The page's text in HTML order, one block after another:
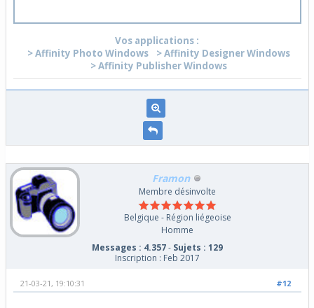
Vos applications :
> Affinity Photo Windows
> Affinity Designer Windows
> Affinity Publisher Windows
Framon
Membre désinvolte
Belgique - Région liégeoise
Homme
Messages : 4.357- Sujets : 129
Inscription : Feb 2017
#12
21-03-21, 19:10:31